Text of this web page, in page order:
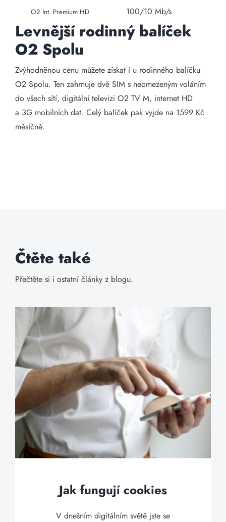
O2 Int. Premium HD 100/10 Mb/s
Levnější rodinný balíček
O2 Spolu
Zvýhodněnou cenu můžete získat i u rodinného balíčku
O2 Spolu. Ten zahrnuje dvě SIM s neomezeným voláním
do všech sítí, digitální televizi O2 TV M, internet HD
a 3G mobilních dat. Celý balíček pak vyjde na 1599 Kč
měsíčně.
Čtěte také
Přečtěte si i ostatní články z blogu.
Jak fungují cookies
V dnešním digitálním světě jste se